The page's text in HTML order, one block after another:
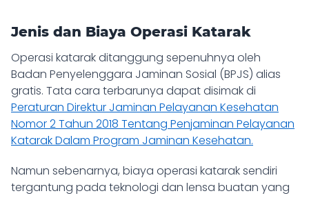
Jenis dan Biaya Operasi Katarak
Operasi katarak ditanggung sepenuhnya oleh
Badan Penyelenggara Jaminan Sosial (BPJS) alias
gratis. Tata cara terbarunya dapat disimak di
Peraturan Direktur Jaminan Pelayanan Kesehatan
Nomor 2 Tahun 2018 Tentang Penjaminan Pelayanan
Katarak Dalam Program Jaminan Kesehatan.
Namun sebenarnya, biaya operasi katarak sendiri
tergantung pada teknologi dan lensa buatan yang